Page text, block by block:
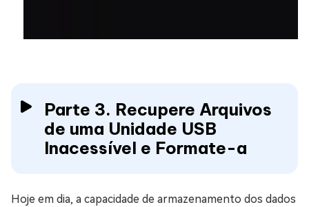
Parte 3. Recupere Arquivos
de uma Unidade USB
Inacessível e Formate-a
Hoje em dia, a capacidade de armazenamento dos dados